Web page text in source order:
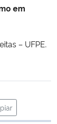
em
– UFPE.
área de